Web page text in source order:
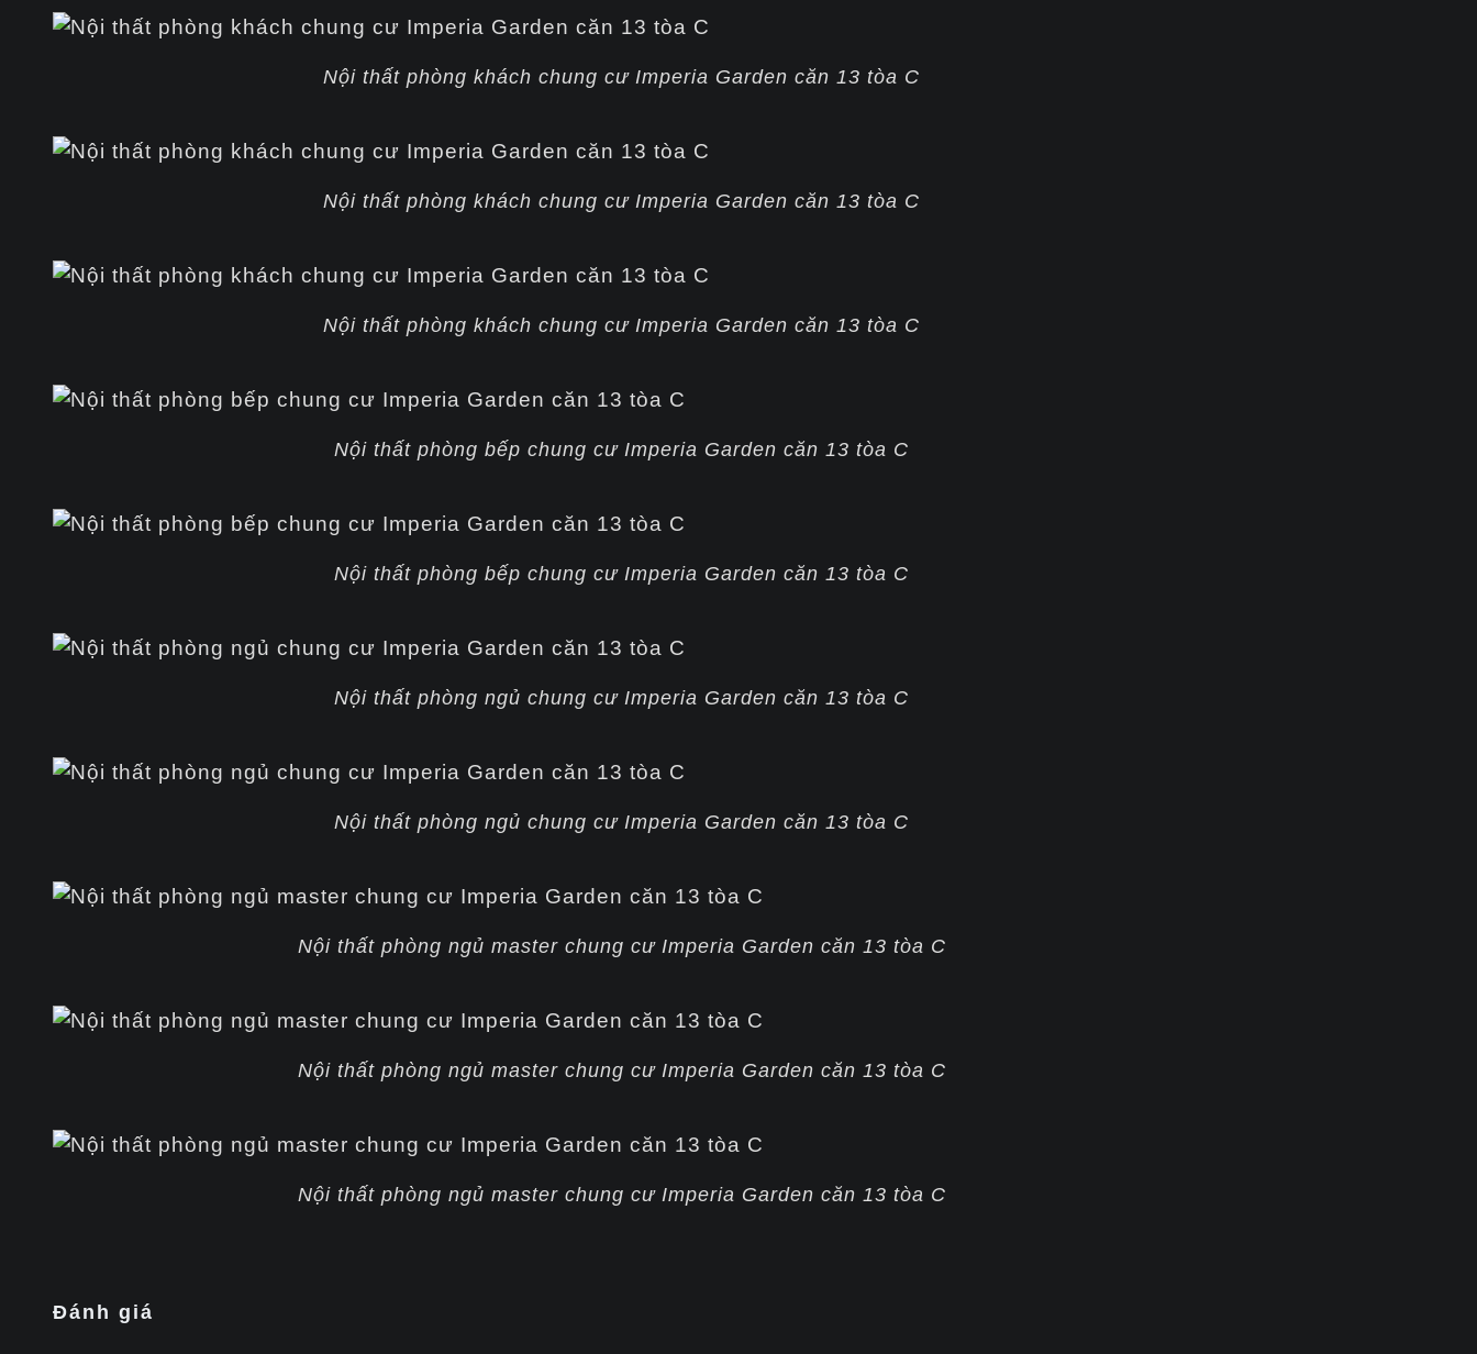
Nội thất phòng khách chung cư Imperia Garden căn 13 tòa C
Nội thất phòng khách chung cư Imperia Garden căn 13 tòa C
Nội thất phòng khách chung cư Imperia Garden căn 13 tòa C
Nội thất phòng bếp chung cư Imperia Garden căn 13 tòa C
Nội thất phòng bếp chung cư Imperia Garden căn 13 tòa C
Nội thất phòng ngủ chung cư Imperia Garden căn 13 tòa C
Nội thất phòng ngủ chung cư Imperia Garden căn 13 tòa C
Nội thất phòng ngủ master chung cư Imperia Garden căn 13 tòa C
Nội thất phòng ngủ master chung cư Imperia Garden căn 13 tòa C
Nội thất phòng ngủ master chung cư Imperia Garden căn 13 tòa C
Đánh giá